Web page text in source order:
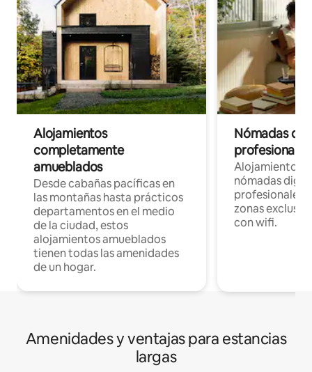
Alojamientos
completamente
amueblados
Desde cabañas pacíficas en
las montañas hasta prácticos
departamentos en el medio
de la ciudad, estos
alojamientos amueblados
tienen todas las amenidades
de un hogar.
Nómadas
Alojamientos
nómadas
profesionales
zonas
con wifi.
Amenidades y ventajas para estancias
largas